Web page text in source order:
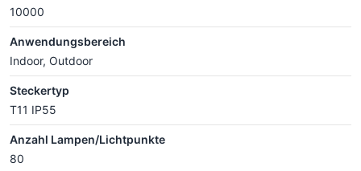
10000
Anwendungsbereich
Indoor, Outdoor
Steckertyp
T11 IP55
Anzahl Lampen/Lichtpunkte
80